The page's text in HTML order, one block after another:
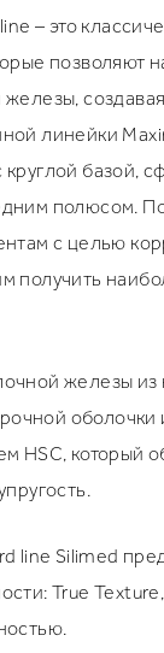
– это
позволяют
линейки
базой,
полюсом.
с целью
получить
железы из
HSC, который
line Silimed
True